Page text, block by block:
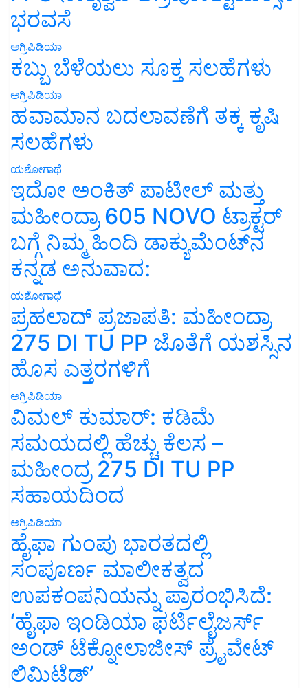
ಭರವಸೆ
ಅಗ್ರಿಪಿಡಿಯಾ
ಕಬ್ಬು ಬೆಳೆಯಲು ಸೂಕ್ತ ಸಲಹೆಗಳು
ಅಗ್ರಿಪಿಡಿಯಾ
ಹವಾಮಾನ ಬದಲಾವಣೆಗೆ ತಕ್ಕ ಕೃಷಿ
ಸಲಹೆಗಳು
ಯಶೋಗಾಥೆ
ಇದೋ ಅಂಕಿತ್ ಪಾಟೀಲ್ ಮತ್ತು
ಮಹೀಂದ್ರಾ 605 NOVO ಟ್ರಾಕ್ಟರ್
ಬಗ್ಗೆ ನಿಮ್ಮ ಹಿಂದಿ ಡಾಕ್ಯುಮೆಂಟ್‌ನ
ಕನ್ನಡ ಅನುವಾದ:
ಯಶೋಗಾಥೆ
ಪ್ರಹಲಾದ್ ಪ್ರಜಾಪತಿ: ಮಹೀಂದ್ರಾ
275 DI TU PP ಜೊತೆಗೆ ಯಶಸ್ಸಿನ
ಹೊಸ ಎತ್ತರಗಳಿಗೆ
ಅಗ್ರಿಪಿಡಿಯಾ
ವಿಮಲ್ ಕುಮಾರ್: ಕಡಿಮೆ
ಸಮಯದಲ್ಲಿ ಹೆಚ್ಚು ಕೆಲಸ –
ಮಹೀಂದ್ರ 275 DI TU PP
ಸಹಾಯದಿಂದ
ಅಗ್ರಿಪಿಡಿಯಾ
ಹೈಫಾ ಗುಂಪು ಭಾರತದಲ್ಲಿ
ಸಂಪೂರ್ಣ ಮಾಲೀಕತ್ವದ
ಉಪಕಂಪನಿಯನ್ನು ಪ್ರಾರಂಭಿಸಿದೆ:
‘ಹೈಫಾ ಇಂಡಿಯಾ ಫರ್ಟಿಲೈಜರ್ಸ್
ಅಂಡ್ ಟೆಕ್ನೋಲಾಜೀಸ್ ಪ್ರೈವೇಟ್
ಲಿಮಿಟೆಡ್’